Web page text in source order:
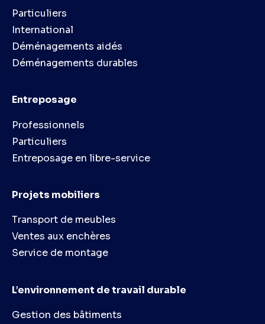
Particuliers
International
Déménagements aidés
Déménagements durables
Entreposage
Professionnels
Particuliers
Entreposage en libre-service
Projets mobiliers
Transport de meubles
Ventes aux enchères
Service de montage
L’environnement de travail durable
Gestion des bâtiments